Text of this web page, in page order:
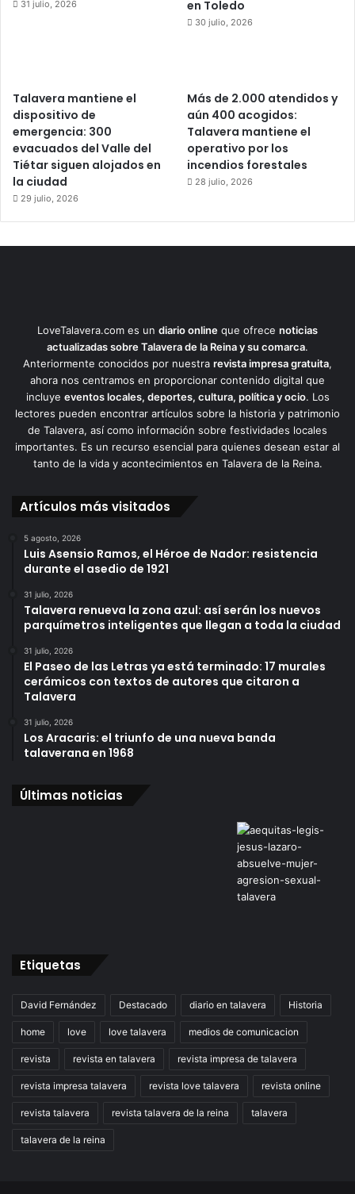
31 julio, 2026
en Toledo
30 julio, 2026
Talavera mantiene el
dispositivo de
emergencia: 300
evacuados del Valle del
Tiétar siguen alojados en
la ciudad
29 julio, 2026
Más de 2.000 atendidos y
aún 400 acogidos:
Talavera mantiene el
operativo por los
incendios forestales
28 julio, 2026
LoveTalavera.com es un diario online que ofrece noticias
actualizadas sobre Talavera de la Reina y su comarca.
Anteriormente conocidos por nuestra revista impresa gratuita,
ahora nos centramos en proporcionar contenido digital que
incluye eventos locales, deportes, cultura, política y ocio. Los
lectores pueden encontrar artículos sobre la historia y patrimonio
de Talavera, así como información sobre festividades locales
importantes. Es un recurso esencial para quienes desean estar al
tanto de la vida y acontecimientos en Talavera de la Reina.
Artículos más visitados
5 agosto, 2026
Luis Asensio Ramos, el Héroe de Nador: resistencia
durante el asedio de 1921
31 julio, 2026
Talavera renueva la zona azul: así serán los nuevos
parquímetros inteligentes que llegan a toda la ciudad
31 julio, 2026
El Paseo de las Letras ya está terminado: 17 murales
cerámicos con textos de autores que citaron a
Talavera
31 julio, 2026
Los Aracaris: el triunfo de una nueva banda
talaverana en 1968
Últimas noticias
Etiquetas
David Fernández Destacado diario en talavera Historia
home love love talavera medios de comunicacion
revista revista en talavera revista impresa de talavera
revista impresa talavera revista love talavera revista online
revista talavera revista talavera de la reina talavera
talavera de la reina